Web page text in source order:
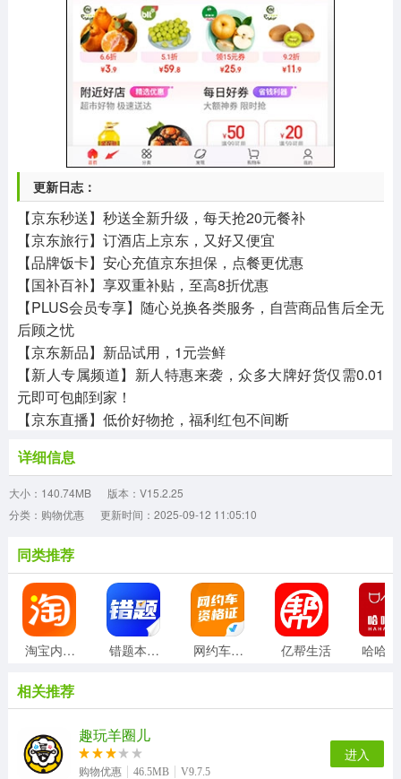
更新日志：
【京东秒送】秒送全新升级，每天抢20元餐补
【京东旅行】订酒店上京东，又好又便宜
【品牌饭卡】安心充值京东担保，点餐更优惠
【国补百补】享双重补贴，至高8折优惠
【PLUS会员专享】随心兑换各类服务，自营商品售后全无
后顾之忧
【京东新品】新品试用，1元尝鲜
【新人专属频道】新人特惠来袭，众多大牌好货仅需0.01
元即可包邮到家！
【京东直播】低价好物抢，福利红包不间断
详细信息
大小：140.74MB
版本：V15.2.25
分类：购物优惠
更新时间：2025-09-12 11:05:10
同类推荐
淘宝内部版 错题本天天记 网约车司机考试聚题库 亿帮生活
相关推荐
趣玩羊圈儿
购物优惠 46.5MB V9.7.5
进入